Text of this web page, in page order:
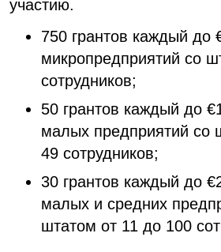
участию.
750 грантов каждый до
микропредприятий со
сотрудников;
50 грантов каждый до
малых предприятий со
49 сотрудников;
30 грантов каждый до
малых и средних
штатом от 11 до 100